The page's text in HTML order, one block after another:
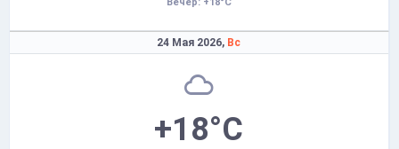
24 Мая 2026, Вс
+18°C